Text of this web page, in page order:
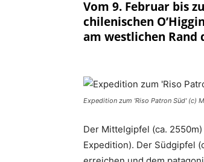
Vom 9. Februar bis
chilenischen
am westlichen Rand
Expedition zum 'Riso Patron Süd' (c)
Der Mittelgipfel (ca.
Expedition). Der Südgipfel